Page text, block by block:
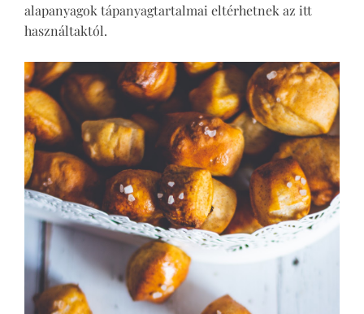
alapanyagok tápanyagtartalmai eltérhetnek az itt
használtaktól.